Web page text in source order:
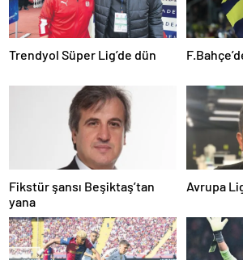
Trendyol Süper Lig’de dün
Fikstür şansı Beşiktaş’tan
yana
Avrupa